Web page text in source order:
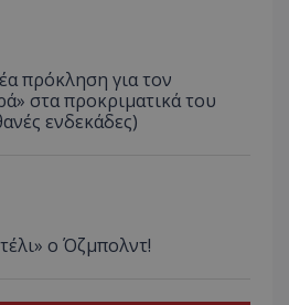
πρόκληση για τον
στα προκριματικά του
ενδεκάδες)
ο Όζμπολντ!